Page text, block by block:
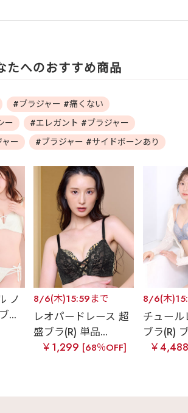
たへのおすすめ商品
#ブラジャー #痛くない
ー
#エレガント #ブラジャー
ー
#ブラジャー #サイドボーンあり
ノ
...
8/6(木)15:59まで
レオパードレース 超
盛ブラ(R) 単品...
￥1,299 [68％OFF]
8/6(木
チュール
ブラ(R)
￥